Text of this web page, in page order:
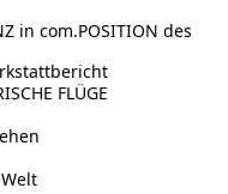
in com.POSITION des
FLÜGE